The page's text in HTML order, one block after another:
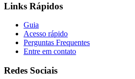
Links Rápidos
Guia
Acesso rápido
Perguntas Frequentes
Entre em contato
Redes Sociais